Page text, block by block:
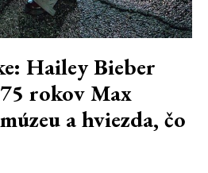
Hailey Bieber
rokov Max
a hviezda, čo